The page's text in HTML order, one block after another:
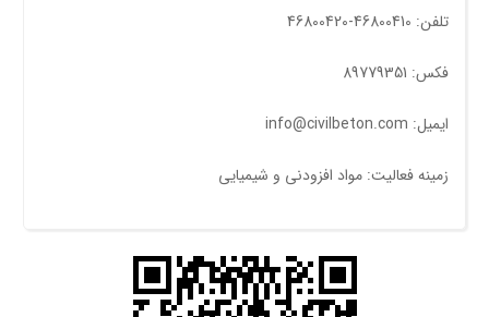
تلفن: 46800410-46800420
فکس: 89779351
ایمیل: info@civilbeton.com
زمینه فعالیت: مواد افزودنی و شیمیایی